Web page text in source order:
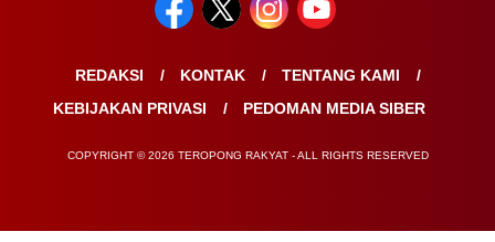
REDAKSI KONTAK
TENTANG KAMI
KEBIJAKAN PRIVASI
PEDOMAN MEDIA SIBER
COPYRIGHT © 2026 TEROPONG RAKYAT - ALL RIGHTS RESERVED